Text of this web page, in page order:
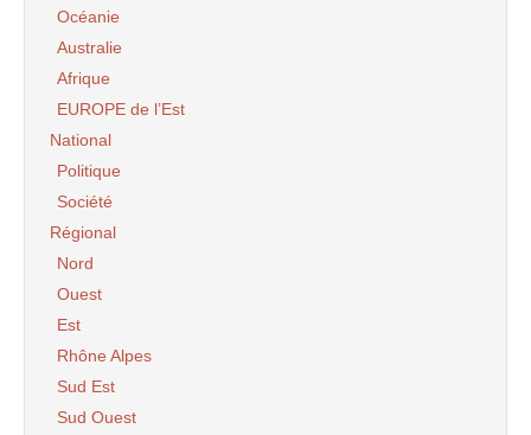
Océanie
Australie
Afrique
EUROPE de l’Est
National
Politique
Société
Régional
Nord
Ouest
Est
Rhône Alpes
Sud Est
Sud Ouest